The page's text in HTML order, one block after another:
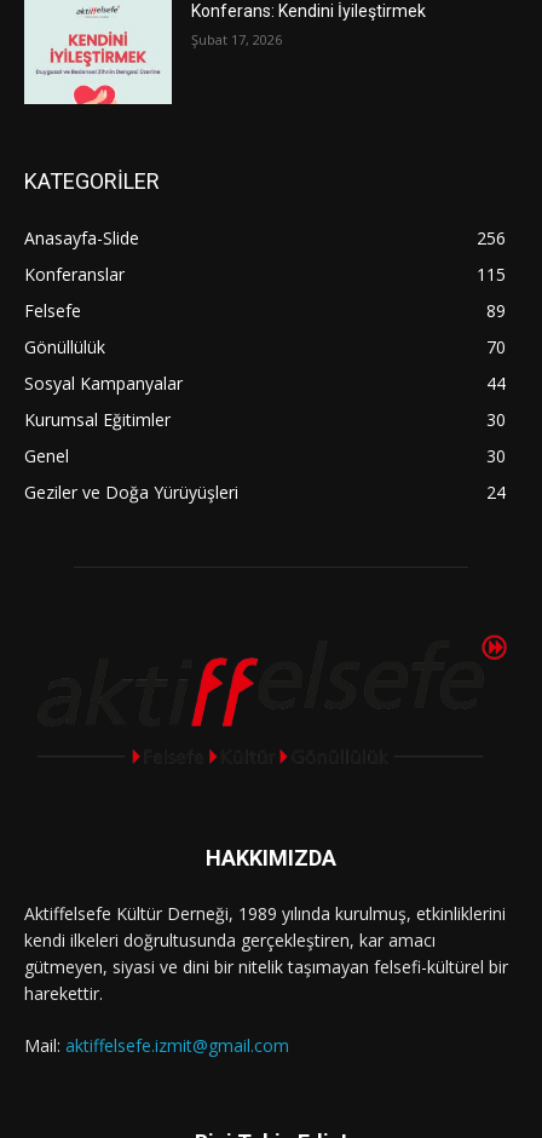
Konferans: Kendini İyileştirmek
Şubat 17, 2026
KATEGORİLER
Anasayfa-Slide
256
Konferanslar
115
Felsefe
89
Gönüllülük
70
Sosyal Kampanyalar
44
Kurumsal Eğitimler
30
Genel
30
Geziler ve Doğa Yürüyüşleri
24
HAKKIMIZDA
Aktiffelsefe Kültür Derneği, 1989 yılında kurulmuş, etkinliklerini
kendi ilkeleri doğrultusunda gerçekleştiren, kar amacı
gütmeyen, siyasi ve dini bir nitelik taşımayan felsefi-kültürel bir
harekettir.
Mail: aktiffelsefe.izmit@gmail.com